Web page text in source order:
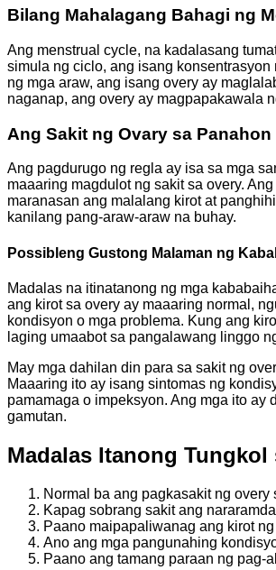
Bilang Mahalagang Bahagi ng
Ang menstrual cycle, na kadalasang
simula ng ciclo, ang isang
ng mga araw, ang isang overy ay
naganap, ang overy ay magpapakawala
Ang Sakit ng Ovary sa Panahon
Ang pagdurugo ng regla ay isa sa mga
maaaring magdulot ng sakit sa overy.
maranasan ang malalang kirot at
kanilang pang-araw-araw na buhay.
Possibleng Gustong Malaman ng
Madalas na itinatanong ng mga
ang kirot sa overy ay maaaring normal,
kondisyon o mga problema. Kung ang
laging umaabot sa pangalawang linggo
May mga dahilan din para sa sakit ng
Maaaring ito ay isang sintomas ng
pamamaga o impeksyon. Ang mga ito ay
gamutan.
Madalas Itanong Tungkol
Normal ba ang pagkasakit ng
Kapag sobrang sakit ang
Paano maipapaliwanag ang kirot
Ano ang mga pangunahing
Paano ang tamang paraan ng pag-